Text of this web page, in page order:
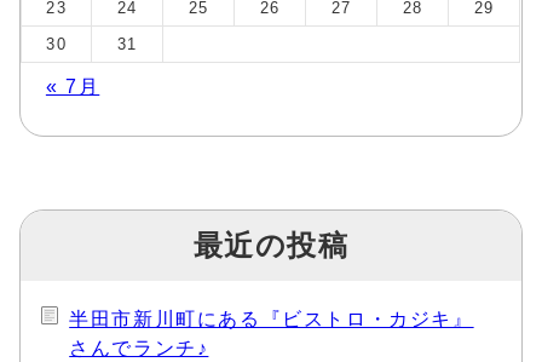
23 24 25 26 27 28
29
30
31
« 7月
最近の投稿
半田市新川町にある『ビストロ・カジキ』
さんでランチ♪